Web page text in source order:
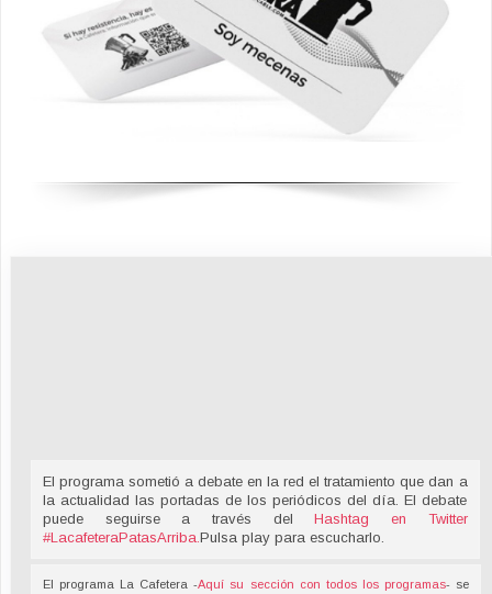
El programa sometió a debate en la red el tratamiento que dan a
la actualidad las portadas de los periódicos del día. El debate
puede seguirse a través delHashtag en Twitter
#LacafeteraPatasArriba Pulsa play para escucharlo.
El programa La Cafetera -Aquí su sección con todos los programas- se